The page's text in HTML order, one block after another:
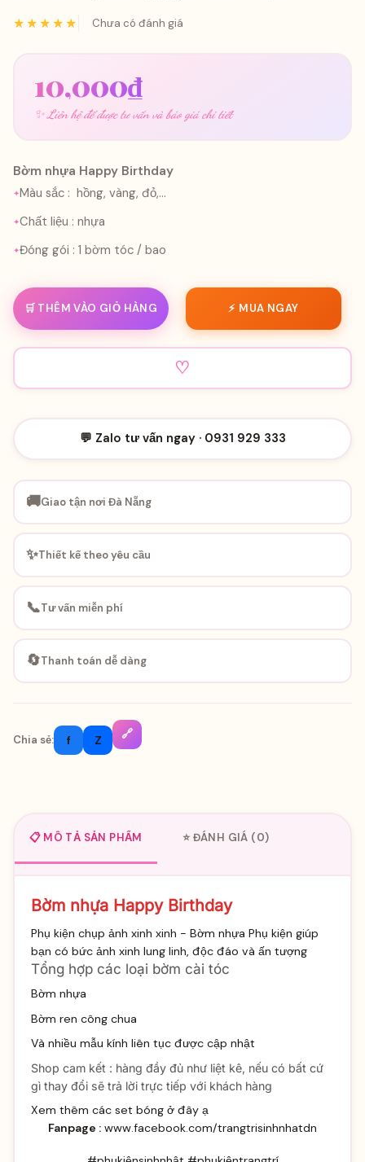
★★★★★ Chưa có đánh giá
10,000₫
✨ Liên hệ để được tư vấn và báo giá chi tiết
Bờm nhựa Happy Birthday
Màu sắc : hồng, vàng, đỏ,...
Chất liệu : nhựa
Đóng gói : 1 bờm tóc / bao
🛒 THÊM VÀO GIỎ HÀNG ⚡ MUA NGAY
♡
💬 Zalo tư vấn ngay · 0931 929 333
🚚Giao tận nơi Đà Nẵng
✨Thiết kế theo yêu cầu
📞Tư vấn miễn phí
🔄Thanh toán dễ dàng
Chia sẻ: f Z 🔗
📋 MÔ TẢ SẢN PHẨM ⭐ ĐÁNH GIÁ (0)
Bờm nhựa Happy Birthday
Phụ kiện chụp ảnh xinh xinh - Bờm nhựa Phụ kiện giúp
bạn có bức ảnh xinh lung linh, độc đáo và ấn tượng
Tổng hợp các loại bờm cài tóc
Bờm nhựa
Bờm ren công chua
Và nhiều mẫu kính liên tục được cập nhật
Shop cam kết : hàng đầy đủ như liệt kê, nếu có bất cứ
gì thay đổi sẽ trả lời trực tiếp với khách hàng
Xem thêm các set bóng ở đây ạ
Fanpage : www.facebook.com/trangtrisinhnhatdn